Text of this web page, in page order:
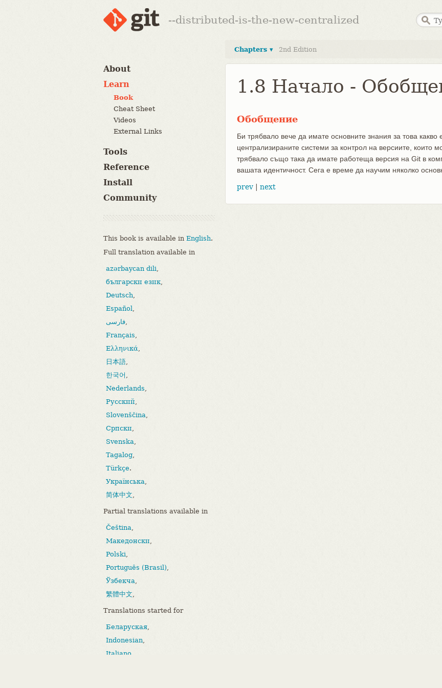
--distributed-is-the-new-centralized
About
Learn
Book
Cheat Sheet
Videos
External Links
Tools
Reference
Install
Community
This book is available in English.
Full translation available in
azərbaycan dili,
български език,
Deutsch,
Español,
فارسی,
Français,
Ελληνικά,
日本語,
한국어 ,
Nederlands,
Русский,
Slovenščina,
Српски,
Svenska,
Tagalog,
Türkçe.
Українська,
简体中文,
Partial translations available in
Čeština,
Македонски,
Polski,
Português (Brasil),
Ўзбекча,
繁體中文,
Translations started for
Беларуская,
Indonesian,
Italiano
Chapters ▾ 2nd Edition
1.8 Начало -
Обобщение
Би трябвало вече да имате основните знания за това какво
централизираните системи за контрол на версиите, които
трябвало също така да имате работеща версия на Git в
вашата идентичност. Сега е време да научим няколко
prev next